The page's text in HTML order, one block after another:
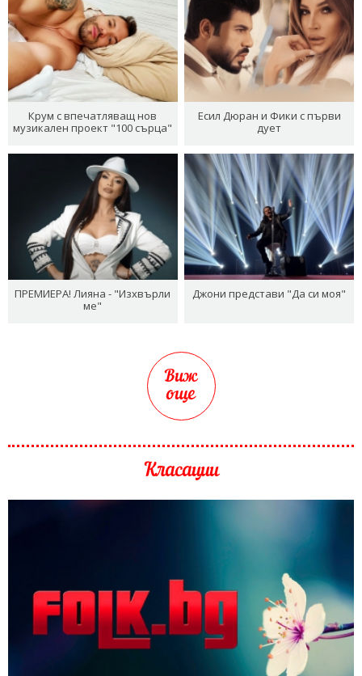
Крум с впечатляващ нов
музикален проект "100 сърца"
Есил Дюран и Фики с първи
дует
ПРЕМИЕРА! Лияна - "Изхвърли
ме"
Джони представи "Да си моя"
Виж
още
Класации